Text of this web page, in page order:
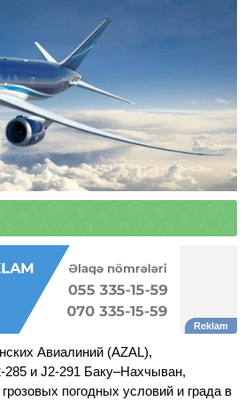
Авиалиний (AZAL),
и J2-291 Баку–Нахчыван,
погодных условий и града в